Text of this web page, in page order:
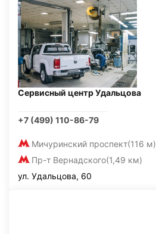
Сервисный центр Удальцова
+7 (499) 110-86-79
Мичуринский проспект(116 м)
Пр-т Вернадского(1,49 км)
ул. Удальцова, 60